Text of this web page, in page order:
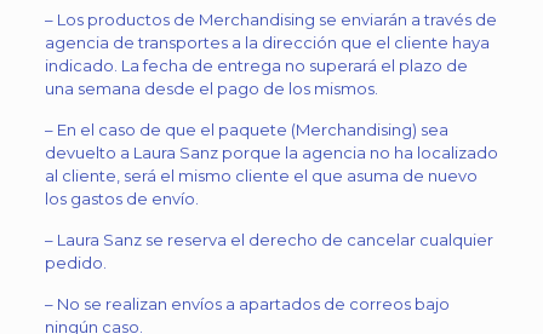
– Los productos de Merchandising se enviarán a través de
agencia de transportes a la dirección que el cliente haya
indicado. La fecha de entrega no superará el plazo de
una semana desde el pago de los mismos.
– En el caso de que el paquete (Merchandising) sea
devuelto a Laura Sanz porque la agencia no ha localizado
al cliente, será el mismo cliente el que asuma de nuevo
los gastos de envío.
– Laura Sanz se reserva el derecho de cancelar cualquier
pedido.
– No se realizan envíos a apartados de correos bajo
ningún caso.